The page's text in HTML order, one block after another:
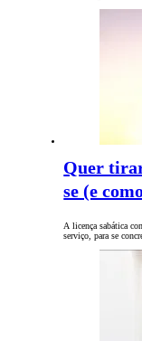
Quer
se (e
A licença sabática
serviço, para se